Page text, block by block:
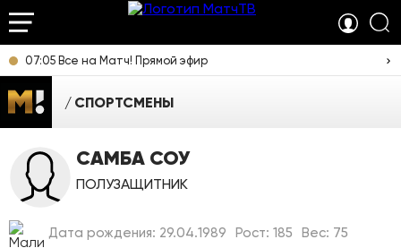
07:05 Все на Матч! Прямой эфир
СПОРТСМЕНЫ
САМБА СОУ
ПОЛУЗАЩИТНИК
Дата рождения: 29.04.1989 Рост: 185 Вес: 75